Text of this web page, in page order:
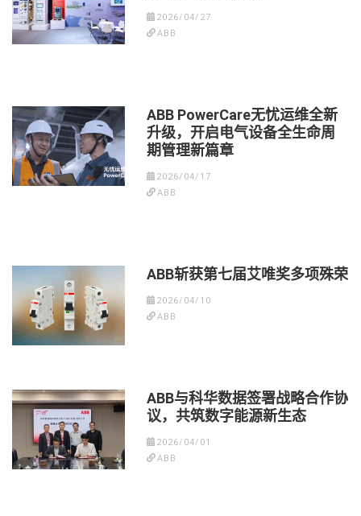
2026/04/27
ABB
ABB PowerCare无忧运维全新
升级，开启电气设备全生命周
期管理新篇章
2026/04/17
ABB
ABB斩获第七届艾唯奖多项殊荣
2026/04/10
ABB
ABB与科华数据签署战略合作协
议，共筑数字能源新生态
2026/04/01
ABB